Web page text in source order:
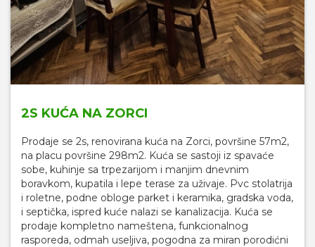
2S KUĆA NA ZORCI
Prodaje se 2s, renovirana kuća na Zorci, površine 57m2,
na placu površine 298m2. Kuća se sastoji iz spavaće
sobe, kuhinje sa trpezarijom i manjim dnevnim
boravkom, kupatila i lepe terase za uživaje. Pvc stolatrija
i roletne, podne obloge parket i keramika, gradska voda,
i septička, ispred kuće nalazi se kanalizacija. Kuća se
prodaje kompletno nameštena, funkcionalnog
rasporeda, odmah useljiva, pogodna za miran porodićni